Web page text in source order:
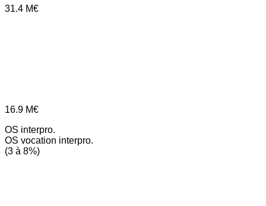
31.4 M€
16.9 M€
OS interpro.
OS vocation interpro.
(3 à 8%)